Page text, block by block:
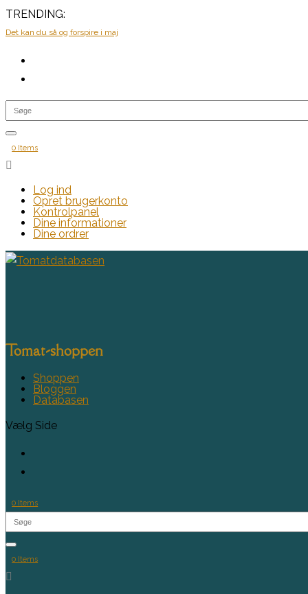
TRENDING:
Det kan du så og forspire i maj
0 Items

Log ind
Opret brugerkonto
Kontrolpanel
Dine informationer
Dine ordrer
Tomat-shoppen
Shoppen
Bloggen
Databasen
Vælg Side
0 Items
0 Items
